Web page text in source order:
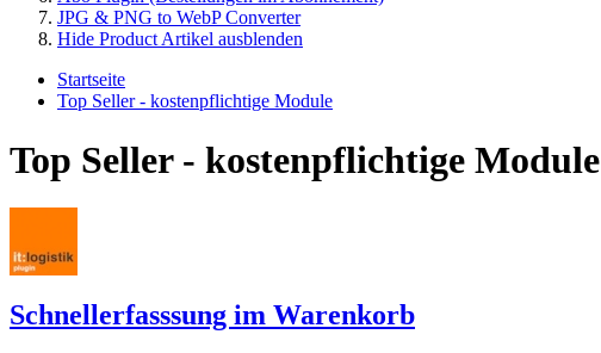
JPG & PNG to WebP Converter
Hide Product Artikel ausblenden
Startseite
Top Seller - kostenpflichtige Module
Top Seller - kostenpflichtige Module
Schnellerfasssung im Warenkorb